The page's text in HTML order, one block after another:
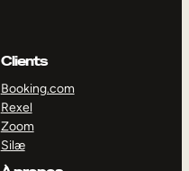
Clients
Booking.com
Rexel
Zoom
Silæ